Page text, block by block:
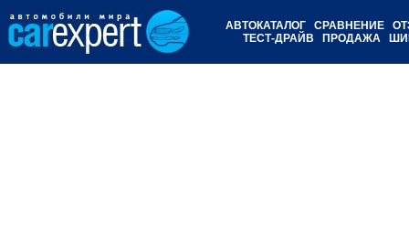
АВТОКАТАЛОГ СРАВНЕНИЕ
ТЕСТ-ДРАЙВ
ПРОДАЖА